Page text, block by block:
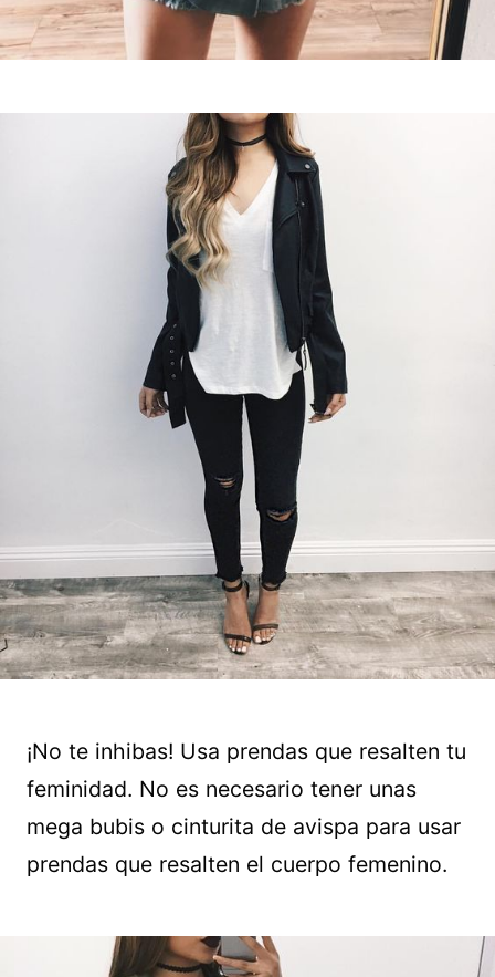
¡No te inhibas! Usa prendas que resalten tu
feminidad. No es necesario tener unas
mega bubis o cinturita de avispa para usar
prendas que resalten el cuerpo femenino.